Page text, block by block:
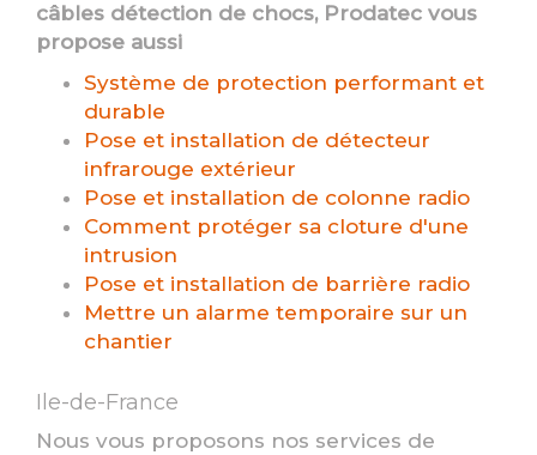
câbles détection de chocs, Prodatec vous
propose aussi
Système de protection performant et
durable
Pose et installation de détecteur
infrarouge extérieur
Pose et installation de colonne radio
Comment protéger sa cloture d'une
intrusion
Pose et installation de barrière radio
Mettre un alarme temporaire sur un
chantier
Ile-de-France
Nous vous proposons nos services de